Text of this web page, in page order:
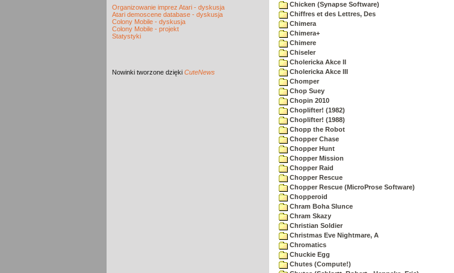
Organizowanie imprez Atari - dyskusja
Atari demoscene database - dyskusja
Colony Mobile - dyskusja
Colony Mobile - projekt
Statystyki
Nowinki tworzone dzięki CuteNews
Chicken (Synapse Software)
Chiffres et des Lettres, Des
Chimera
Chimera+
Chimere
Chiseler
Cholericka Akce II
Cholericka Akce III
Chomper
Chop Suey
Chopin 2010
Choplifter! (1982)
Choplifter! (1988)
Chopp the Robot
Chopper Chase
Chopper Hunt
Chopper Mission
Chopper Raid
Chopper Rescue
Chopper Rescue (MicroProse Software)
Chopperoid
Chram Boha Slunce
Chram Skazy
Christian Soldier
Christmas Eve Nightmare, A
Chromatics
Chuckie Egg
Chutes (Compute!)